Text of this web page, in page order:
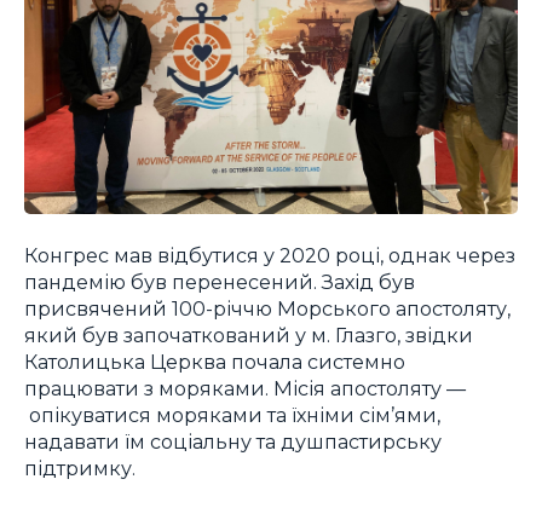
Конгрес мав відбутися у 2020 році, однак через
пандемію був перенесений. Захід був
присвячений 100-річчю Морського апостоляту,
який був започаткований у м. Глазго, звідки
Католицька Церква почала системно
працювати з моряками. Місія апостоляту —
опікуватися моряками та їхніми сім’ями,
надавати їм соціальну та душпастирську
підтримку.